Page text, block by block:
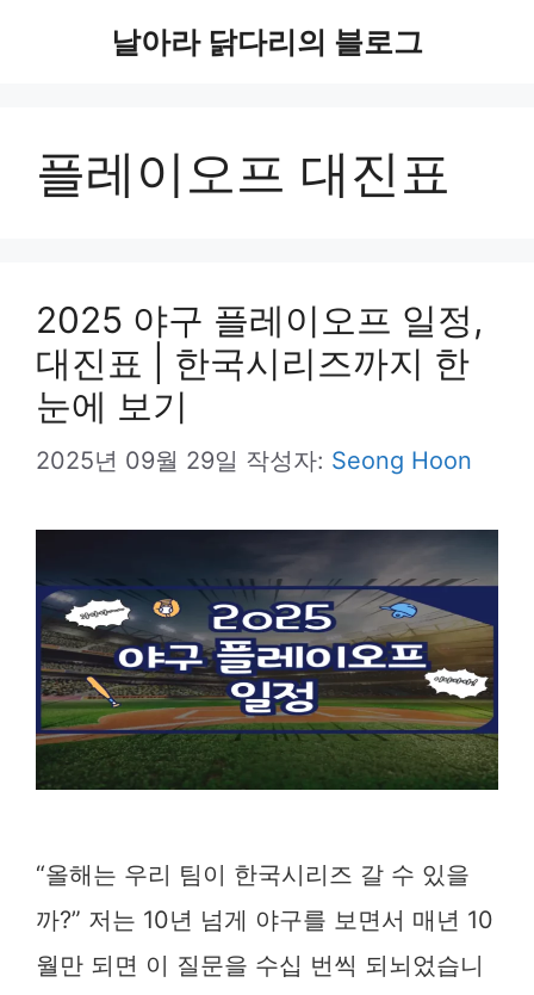
날아라 닭다리의 블로그
플레이오프 대진표
2025 야구 플레이오프 일정,
대진표 | 한국시리즈까지 한
눈에 보기
2025년 09월 29일 작성자: Seong Hoon
“올해는 우리 팀이 한국시리즈 갈 수 있을
까?” 저는 10년 넘게 야구를 보면서 매년 10
월만 되면 이 질문을 수십 번씩 되뇌었습니